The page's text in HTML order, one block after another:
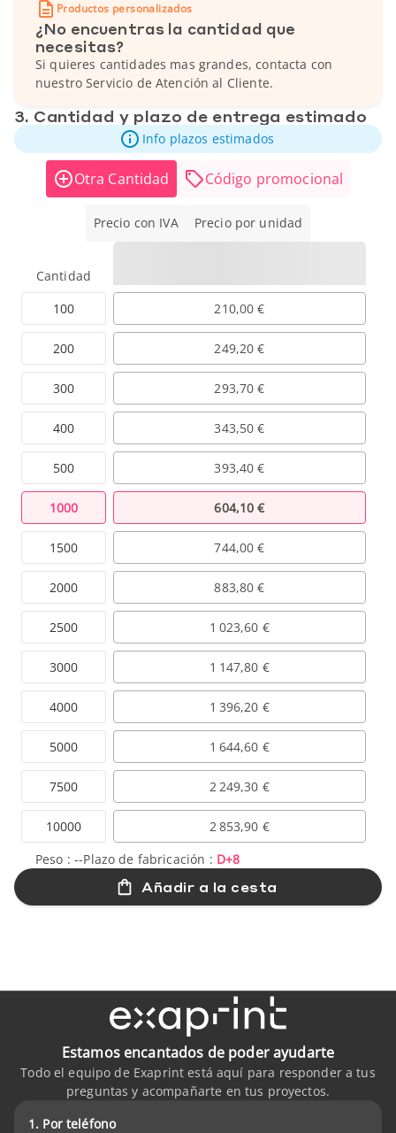
Productos personalizados
¿No encuentras la cantidad que
necesitas?
Si quieres cantidades mas grandes, contacta con
nuestro Servicio de Atención al Cliente.
3. Cantidad y plazo de entrega estimado
Info plazos estimados
Otra Cantidad Código promocional
Precio con IVA Precio por unidad
Cantidad
100
200
300
400
500
1000
1500
2000
2500
3000
4000
5000
7500
10000
210,00 €
249,20 €
293,70 €
343,50 €
393,40 €
604,10 €
744,00 €
883,80 €
1 023,60 €
1 147,80 €
1 396,20 €
1 644,60 €
2 249,30 €
2 853,90 €
Peso :--Plazo de fabricación : D+8
Añadir a la cesta
Estamos encantados de poder ayudarte
Todo el equipo de Exaprint está aquí para responder a tus
preguntas y acompañarte en tus proyectos.
1. Por teléfono